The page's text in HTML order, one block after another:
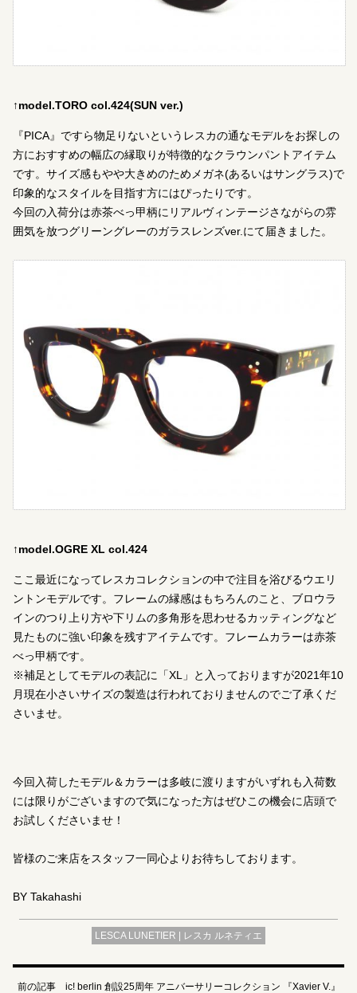
↑model.TORO col.424(SUN ver.)
『PICA』ですら物足りないというレスカの通なモデルをお探しの
方におすすめの幅広の縁取りが特徴的なクラウンパントアイテム
です。サイズ感もやや大きめのためメガネ(あるいはサングラス)で
印象的なスタイルを目指す方にはぴったりです。
今回の入荷分は赤茶べっ甲柄にリアルヴィンテージさながらの雰
囲気を放つグリーングレーのガラスレンズver.にて届きました。
↑model.OGRE XL col.424
ここ最近になってレスカコレクションの中で注目を浴びるウエリ
ントンモデルです。フレームの縁感はもちろんのこと、ブロウラ
インのつり上り方や下リムの多角形を思わせるカッティングなど
見たものに強い印象を残すアイテムです。フレームカラーは赤茶
べっ甲柄です。
※補足としてモデルの表記に「XL」と入っておりますが2021年10
月現在小さいサイズの製造は行われておりませんのでご了承くだ
さいませ。
今回入荷したモデル＆カラーは多岐に渡りますがいずれも入荷数
には限りがございますので気になった方はぜひこの機会に店頭で
お試しくださいませ！
皆様のご来店をスタッフ一同心よりお待ちしております。
BY Takahashi
LESCA LUNETIER | レスカ ルネティエ
前の記事 ic! berlin 創設25周年 アニバーサリーコレクション 『Xavier V.』